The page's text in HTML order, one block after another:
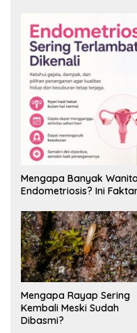
Mengapa Banyak
Endometriosis? Ini
Mengapa Rayap Sering
Kembali Meski Sudah
Dibasmi?